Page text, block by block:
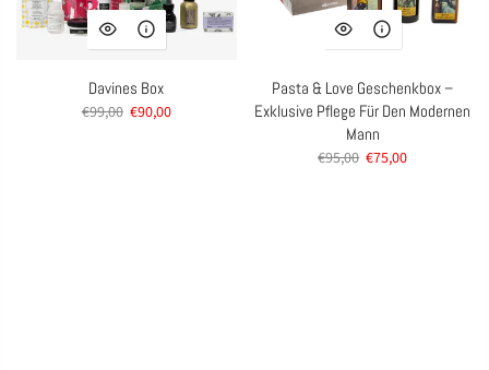
Davines Box
€99,00 €90,00
Pasta & Love Geschenkbox –
Exklusive Pflege Für Den Modernen
Mann
€95,00 €75,00